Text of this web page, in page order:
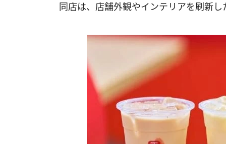
同店は、店舗外観やインテリアを刷新